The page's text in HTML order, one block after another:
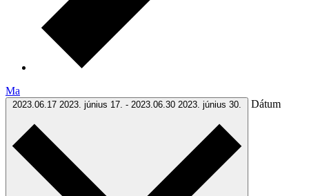
Ma
2023.06.17 2023. június 17. - 2023.06.30 2023. június 30. Dátum